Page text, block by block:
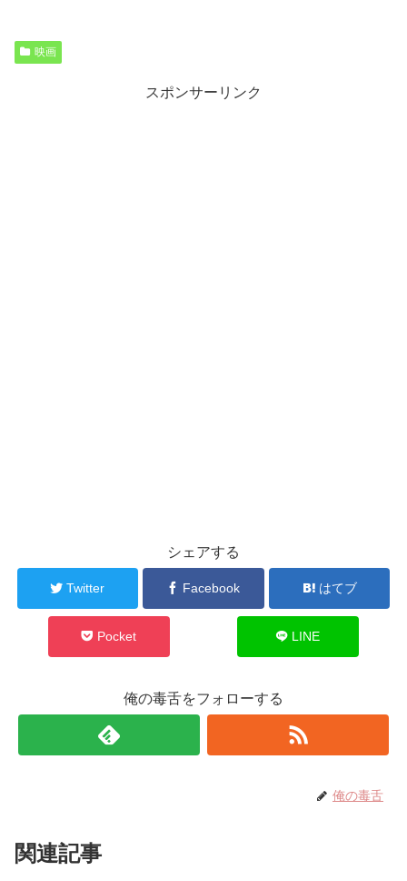
映画
スポンサーリンク
シェアする
Twitter Facebook はてブ
Pocket LINE
俺の毒舌をフォローする
俺の毒舌
関連記事